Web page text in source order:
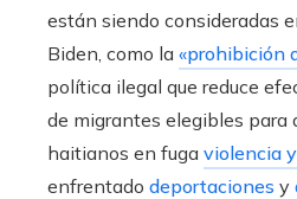
están siendo consideradas
Biden, como la «prohibición
política ilegal que reduce
de migrantes elegibles para
haitianos en fuga violencia
enfrentado deportaciones y